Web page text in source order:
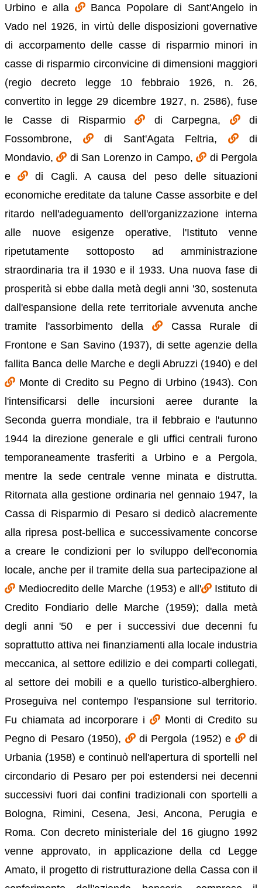
Urbino e alla
Banca Popolare di Sant'Angelo in
Vado nel 1926, in virtù delle disposizioni governative
di accorpamento delle casse di risparmio minori in
casse di risparmio circonvicine di dimensioni maggiori
(regio decreto legge 10 febbraio 1926, n. 26,
convertito in legge 29 dicembre 1927, n. 2586), fuse
le Casse di Risparmio
di Carpegna,
di
Fossombrone,
di Sant'Agata Feltria,
di
Mondavio,
di San Lorenzo in Campo,
di Pergola
e
di Cagli. A causa del peso delle situazioni
economiche ereditate da talune Casse assorbite e del
ritardo nell'adeguamento dell'organizzazione interna
alle nuove esigenze operative, l'Istituto venne
ripetutamente sottoposto ad amministrazione
straordinaria tra il 1930 e il 1933. Una nuova fase di
prosperità si ebbe dalla metà degli anni '30, sostenuta
dall'espansione della rete territoriale avvenuta anche
tramite l'assorbimento della
Cassa Rurale di
Frontone e San Savino (1937), di sette agenzie della
fallita Banca delle Marche e degli Abruzzi (1940) e del
Monte di Credito su Pegno di Urbino (1943). Con
l'intensificarsi delle incursioni aeree durante la
Seconda guerra mondiale, tra il febbraio e l'autunno
1944 la direzione generale e gli uffici centrali furono
temporaneamente trasferiti a Urbino e a Pergola,
mentre la sede centrale venne minata e distrutta.
Ritornata alla gestione ordinaria nel gennaio 1947, la
Cassa di Risparmio di Pesaro si dedicò alacremente
alla ripresa post-bellica e successivamente concorse
a creare le condizioni per lo sviluppo dell'economia
locale, anche per il tramite della sua partecipazione al
Mediocredito delle Marche (1953) e all'
Istituto di
Credito Fondiario delle Marche (1959); dalla metà
degli anni '50 e per i successivi due decenni fu
soprattutto attiva nei finanziamenti alla locale industria
meccanica, al settore edilizio e dei comparti collegati,
al settore dei mobili e a quello turistico-alberghiero.
Proseguiva nel contempo l'espansione sul territorio.
Fu chiamata ad incorporare i
Monti di Credito su
Pegno di Pesaro (1950),
di Pergola (1952) e
di
Urbania (1958) e continuò nell'apertura di sportelli nel
circondario di Pesaro per poi estendersi nei decenni
successivi fuori dai confini tradizionali con sportelli a
Bologna, Rimini, Cesena, Jesi, Ancona, Perugia e
Roma. Con decreto ministeriale del 16 giugno 1992
venne approvato, in applicazione della cd Legge
Amato, il progetto di ristrutturazione della Cassa con il